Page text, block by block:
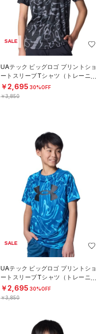
SALE
UAテック ビッグロゴ プリントショ
ートスリーブTシャツ（トレーニン
グ/BOYS）
￥2,695 30%OFF
￥3,850
SALE
UAテック ビッグロゴ プリントショ
ートスリーブTシャツ（トレーニン
グ/BOYS）
￥2,695 30%OFF
￥3,850